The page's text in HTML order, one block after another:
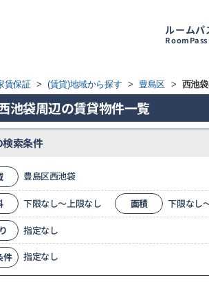
ルームパ
RoomPass
賃保証 > (賃貸)地域から探す > 豊島区 > 西池
池袋周辺の賃貸物件一覧
索条件
豊島区西池袋
下限なし～上限なし 面積 下限なし
指定なし
件 指定なし